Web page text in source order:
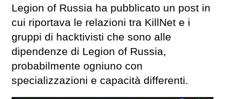
Legion of Russia ha pubblicato un post in
cui riportava le relazioni tra KillNet e i
gruppi di hacktivisti che sono alle
dipendenze di Legion of Russia,
probabilmente ogniuno con
specializzazioni e capacità differenti.